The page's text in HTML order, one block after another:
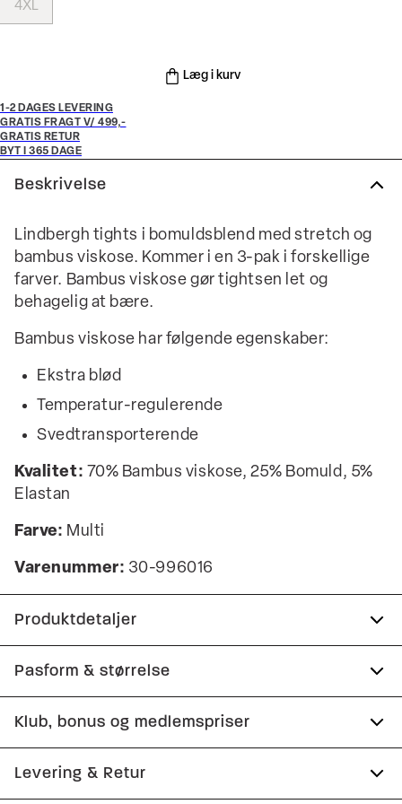
4XL
Læg i kurv
1-2 DAGES LEVERING
GRATIS FRAGT V/ 499,-
GRATIS RETUR
BYT I 365 DAGE
Beskrivelse
Lindbergh tights i bomuldsblend med stretch og
bambus viskose. Kommer i en 3-pak i forskellige
farver. Bambus viskose gør tightsen let og
behagelig at bære.
Bambus viskose har følgende egenskaber:
Ekstra blød
Temperatur-regulerende
Svedtransporterende
Kvalitet: 70% Bambus viskose, 25% Bomuld, 5%
Elastan
Farve: Multi
Varenummer: 30-996016
Produktdetaljer
Fremstillet i bomuldsblend med stretch for
ekstra komfort.
Lavet i bambusviskose, som gør tightsene
temperaturregulerende og super bløde.
Underbukserne kommer i en 3-pak.
Pasform & størrelse
Klub, bonus og medlemspriser
Tilmeld dig Club Wagner helt gratis.
Levering & Retur